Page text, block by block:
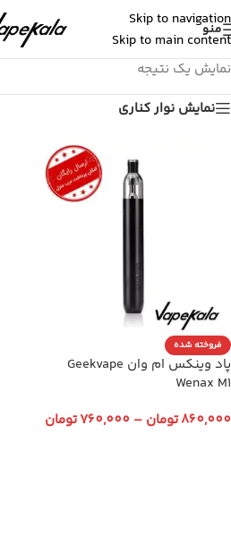
Skip to navigation
Skip to main content
منو
نمایش یک نتیجه
نمایش نوار کناری
فروخته شده
پاد وینکس ام وان Geekvape
Wenax M1
860,000تومان –
760,000تومان